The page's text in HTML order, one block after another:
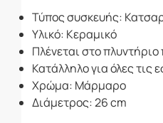
Τύπος συσκευής:
Υλικό: Κεραμικό
Πλένεται στο
Κατάλληλο για όλες τις
Χρώμα: Μάρμαρο
Διάμετρος: 26 cm